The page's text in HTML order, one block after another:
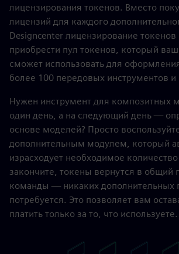
лицензирования токенов. Вместо
лицензий для каждого
Designcenter лицензирование токенов
приобрести пул токенов, который
сможет использовать для
более 100 передовых инструментов
Нужен инструмент для композитных
один день, а на следующий день —
основе моделей? Просто
дополнительным модулем, который
израсходует необходимое
закончите, токены вернутся в общий
команды — никаких дополнительных
потребуется. Это позволяет вам
платить только за то, что используете.